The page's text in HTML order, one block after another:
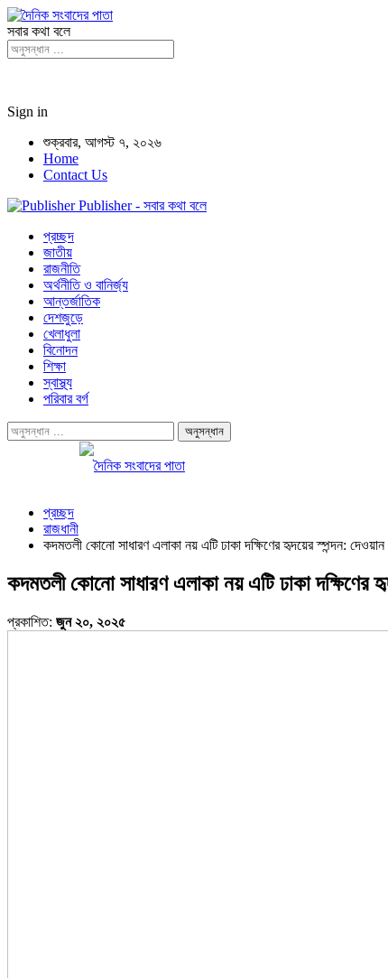
সবার কথা বলে
Sign in
শুক্রবার, আগস্ট ৭, ২০২৬
Home
Contact Us
Publisher - সবার কথা বলে
প্রচ্ছদ
জাতীয়
রাজনীতি
অর্থনীতি ও বানির্জ্য
আন্তর্জাতিক
দেশজুড়ে
খেলাধুলা
বিনোদন
শিক্ষা
স্বাস্থ্য
পরিবার বর্গ
প্রচ্ছদ
রাজধানী
কদমতলী কোনো সাধারণ এলাকা নয় এটি ঢাকা দক্ষিণের হৃদয়ের স্পন্দন: দেওয়ান
কদমতলী কোনো সাধারণ এলাকা নয় এটি ঢাকা দক্ষিণের
প্রকাশিত: জুন ২০, ২০২৫